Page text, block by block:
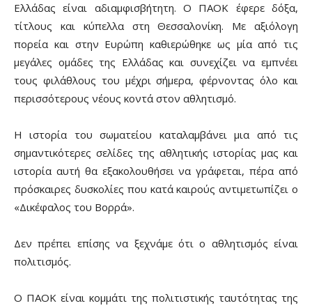
Ελλάδας είναι αδιαμφισβήτητη. Ο ΠΑΟΚ έφερε δόξα,
τίτλους και κύπελλα στη Θεσσαλονίκη. Με αξιόλογη
πορεία και στην Ευρώπη καθιερώθηκε ως μία από τις
μεγάλες ομάδες της Ελλάδας και συνεχίζει να εμπνέει
τους φιλάθλους του μέχρι σήμερα, φέρνοντας όλο και
περισσότερους νέους κοντά στον αθλητισμό.
Η ιστορία του σωματείου καταλαμβάνει μια από τις
σημαντικότερες σελίδες της αθλητικής ιστορίας μας και
ιστορία αυτή θα εξακολουθήσει να γράφεται, πέρα από
πρόσκαιρες δυσκολίες που κατά καιρούς αντιμετωπίζει ο
«Δικέφαλος του Βορρά».
Δεν πρέπει επίσης να ξεχνάμε ότι ο αθλητισμός είναι
πολιτισμός.
Ο ΠΑΟΚ είναι κομμάτι της πολιτιστικής ταυτότητας της